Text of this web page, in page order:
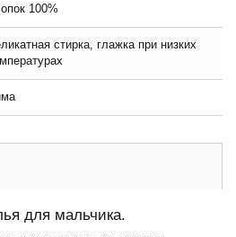
100%
стирка, глажка при низких
для мальчика.